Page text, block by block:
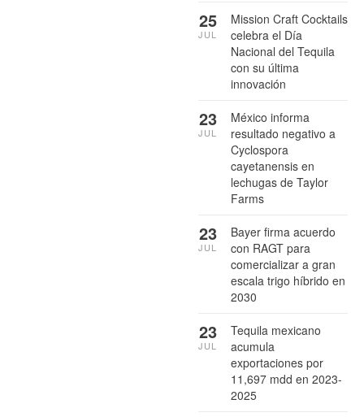
Mission Craft Cocktails
celebra el Día
Nacional del Tequila
con su última
innovación
25
JUL
México informa
resultado negativo a
Cyclospora
cayetanensis en
lechugas de Taylor
Farms
23
JUL
Bayer firma acuerdo
con RAGT para
comercializar a gran
escala trigo híbrido en
2030
23
JUL
Tequila mexicano
acumula
exportaciones por
11,697 mdd en 2023-
2025
23
JUL